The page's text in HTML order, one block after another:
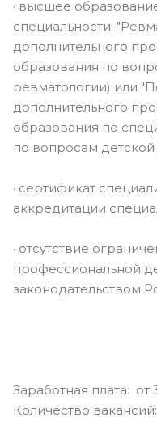
· высшее
специальности:
дополнительного
образования по
ревматологии) или
дополнительного
образования по
по вопросам
· сертификат
аккредитации
· отсутствие
профессиональной
законодательством
Заработная плата: от
Количество